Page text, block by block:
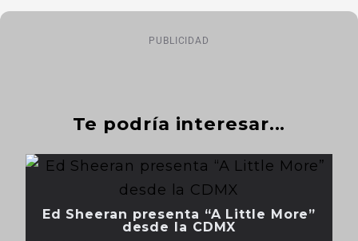
PUBLICIDAD
Te podría interesar...
Ed Sheeran presenta “A Little More”
desde la CDMX